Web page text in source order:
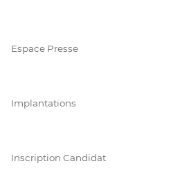
Espace Presse
Implantations
Inscription Candidat